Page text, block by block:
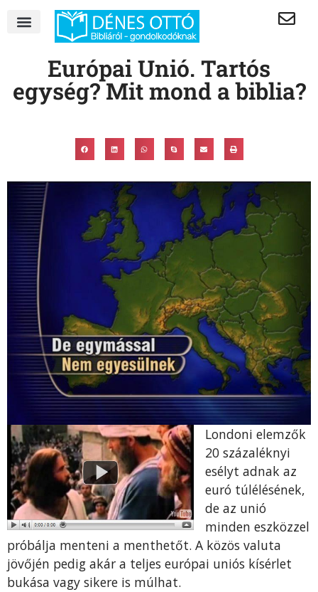
Európai Unió. Tartós
egység? Mit mond a biblia?
Londoni elemzők
20 százaléknyi
esélyt adnak az
euró túlélésének,
de az unió
minden eszközzel
próbálja menteni a menthetőt. A közös valuta
jövőjén pedig akár a teljes európai uniós kísérlet
bukása vagy sikere is múlhat.